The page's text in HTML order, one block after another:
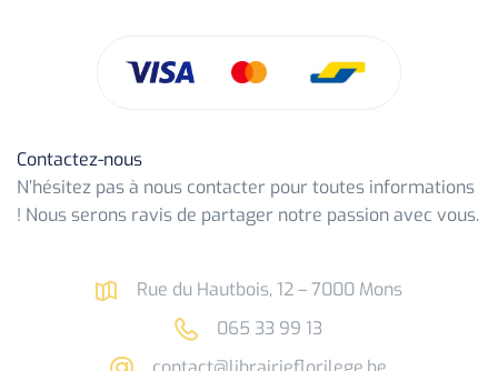
Contactez-nous
N’hésitez pas à nous contacter pour toutes informations
! Nous serons ravis de partager notre passion avec vous.
Rue du Hautbois, 12 – 7000 Mons
065 33 99 13